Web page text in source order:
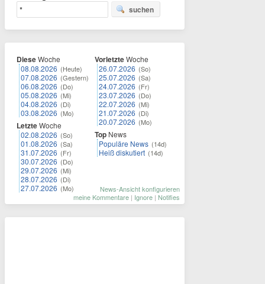
suchen
DieseWoche
08.08.2026 (Heute)
07.08.2026 (Gestern)
06.08.2026 (Do)
05.08.2026 (Mi)
04.08.2026 (Di)
03.08.2026 (Mo)
LetzteWoche
02.08.2026 (So)
01.08.2026 (Sa)
31.07.2026 (Fr)
30.07.2026 (Do)
29.07.2026 (Mi)
28.07.2026 (Di)
27.07.2026 (Mo)
VorletzteWoche
26.07.2026 (So)
25.07.2026 (Sa)
24.07.2026 (Fr)
23.07.2026 (Do)
22.07.2026 (Mi)
21.07.2026 (Di)
20.07.2026 (Mo)
Top News
Populäre News (14d)
Heiß diskutiert (14d)
News-Ansicht konfigurieren
meine Kommentare | Ignore | Notifies